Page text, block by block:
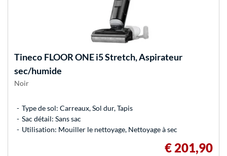
Tineco FLOOR ONE i5 Stretch, Aspirateur
sec/humide
Noir
Type de sol: Carreaux, Sol dur, Tapis
Sac détail: Sans sac
Utilisation: Mouiller le nettoyage, Nettoyage à sec
€ 201,90